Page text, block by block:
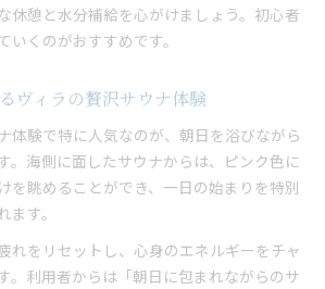
休憩と水分補給を心がけましょう。初心者
いくのがおすすめです。
ヴィラの贅沢サウナ体験
体験で特に人気なのが、朝日を浴びながら
。海側に面したサウナからは、ピンク色に
を眺めることができ、一日の始まりを特別
す。
れをリセットし、心身のエネルギーをチャ
。利用者からは「朝日に包まれながらのサ